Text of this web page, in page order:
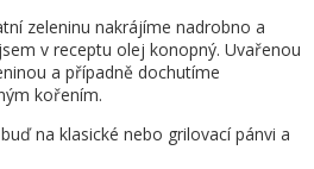
zeleninu nakrájíme nadrobno a
v receptu olej konopný. Uvařenou
a případně dochutíme
kořením.
na klasické nebo grilovací pánvi a